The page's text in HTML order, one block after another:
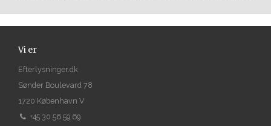
Vi er
Efterlysninger.dk
Sønder Boulevard 78
1720 København V
+45 30 56 59 69